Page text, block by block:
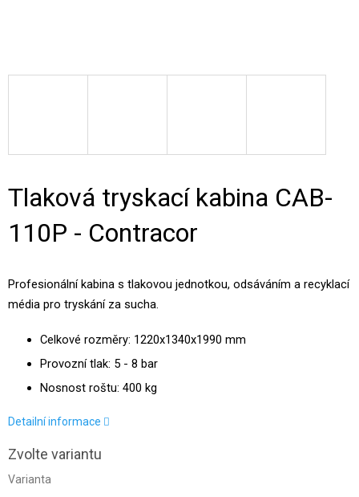
Tlaková tryskací kabina CAB-
110P - Contracor
Profesionální kabina s tlakovou jednotkou, odsáváním a recyklací
média pro tryskání za sucha.
Celkové rozměry: 1220x1340x1990 mm
Provozní tlak: 5 - 8 bar
Nosnost roštu: 400 kg
Detailní informace
Zvolte variantu
Varianta